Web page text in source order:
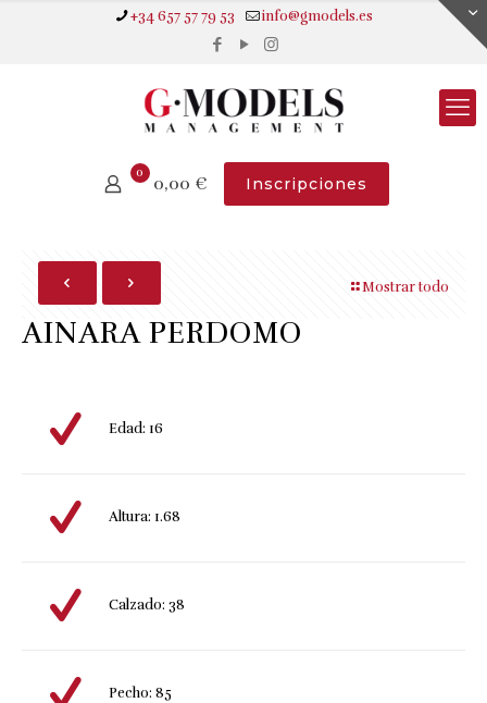
+34 657 57 79 53 info@gmodels.es
0
0,00 € Inscripciones
Mostrar todo
AINARA PERDOMO
Edad: 16
Altura: 1.68
Calzado: 38
Pecho: 85